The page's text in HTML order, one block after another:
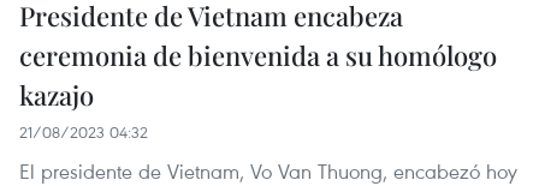
Presidente de Vietnam encabeza
ceremonia de bienvenida a su homólogo
kazajo
21/08/2023 04:32
El presidente de Vietnam, Vo Van Thuong, encabezó hoy